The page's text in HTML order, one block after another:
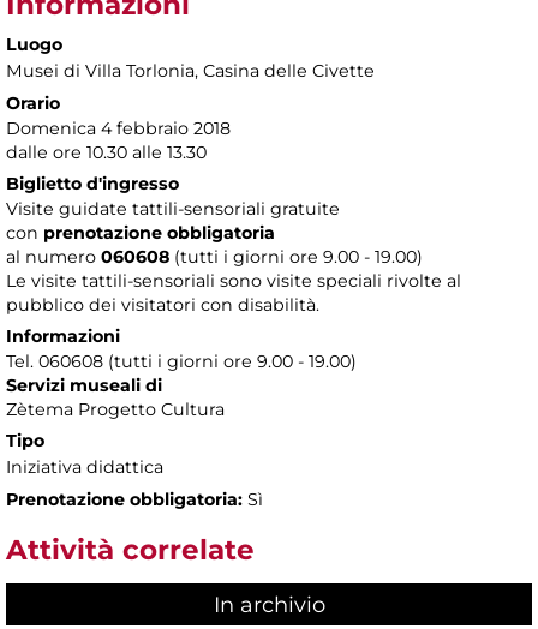
Luogo
Musei di Villa Torlonia, Casina delle Civette
Orario
Domenica 4 febbraio 2018
dalle ore 10.30 alle 13.30
Biglietto d'ingresso
Visite guidate tattili-sensoriali gratuite
con prenotazione obbligatoria
al numero 060608 (tutti i giorni ore 9.00 - 19.00)
Le visite tattili-sensoriali sono visite speciali rivolte al
pubblico dei visitatori con disabilità.
Informazioni
Tel. 060608 (tutti i giorni ore 9.00 - 19.00)
Servizi museali di
Zètema Progetto Cultura
Tipo
Iniziativa didattica
Prenotazione obbligatoria: Sì
Attività correlate
In archivio